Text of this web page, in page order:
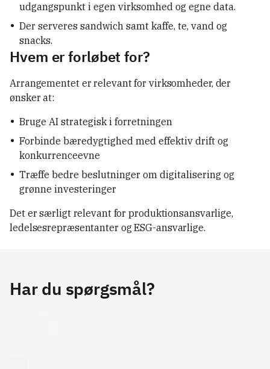
udgangspunkt i egen virksomhed og egne data.
Der serveres sandwich samt kaffe, te, vand og
snacks.
Hvem er forløbet for?
Arrangementet er relevant for virksomheder, der
ønsker at:
Bruge AI strategisk i forretningen
Forbinde bæredygtighed med effektiv drift og
konkurrenceevne
Træffe bedre beslutninger om digitalisering og
grønne investeringer
Det er særligt relevant for produktionsansvarlige,
ledelsesrepræsentanter og ESG-ansvarlige.
Har du spørgsmål?